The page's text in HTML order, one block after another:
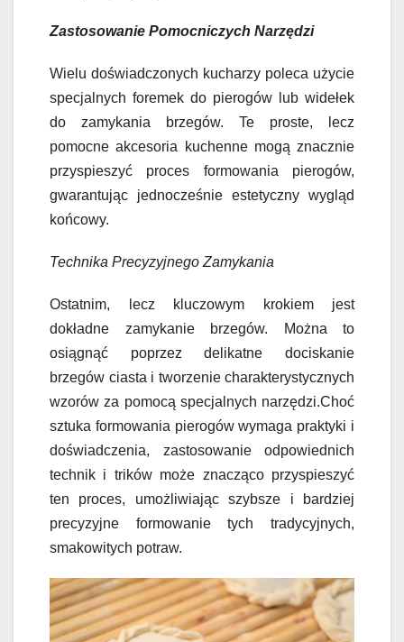
Zastosowanie Pomocniczych Narzędzi
Wielu doświadczonych kucharzy poleca użycie
specjalnych foremek do pierogów lub widełek
do zamykania brzegów. Te proste, lecz
pomocne akcesoria kuchenne mogą znacznie
przyspieszyć proces formowania pierogów,
gwarantując jednocześnie estetyczny wygląd
końcowy.
Technika Precyzyjnego Zamykania
Ostatnim, lecz kluczowym krokiem jest
dokładne zamykanie brzegów. Można to
osiągnąć poprzez delikatne dociskanie
brzegów ciasta i tworzenie charakterystycznych
wzorów za pomocą specjalnych narzędzi.Choć
sztuka formowania pierogów wymaga praktyki i
doświadczenia, zastosowanie odpowiednich
technik i trików może znacząco przyspieszyć
ten proces, umożliwiając szybsze i bardziej
precyzyjne formowanie tych tradycyjnych,
smakowitych potraw.